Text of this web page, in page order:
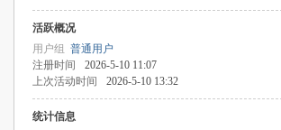
活跃概况
用户组 普通用户
注册时间
2026-5-10 11:07
上次活动时间
2026-5-10 13:32
统计信息